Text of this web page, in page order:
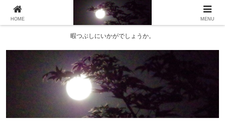
暇つぶしにいかがでしょうか。
HOME MENU